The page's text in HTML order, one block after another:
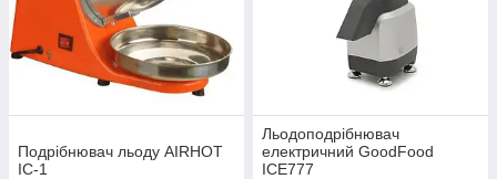
Подрібнювач льоду AIRHOT
IC-1
Льодоподрібнювач
електричний GoodFood
ICE777